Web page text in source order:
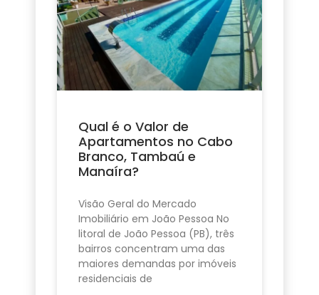
Qual é o Valor de
Apartamentos no Cabo
Branco, Tambaú e
Manaíra?
Visão Geral do Mercado
Imobiliário em João Pessoa No
litoral de João Pessoa (PB), três
bairros concentram uma das
maiores demandas por imóveis
residenciais de